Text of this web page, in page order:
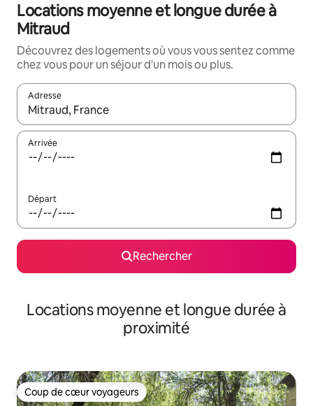
Locations moyenne et longue durée à
Mitraud
Découvrez des logements où vous vous sentez comme
chez vous pour un séjour d'un mois ou plus.
Adresse
Lorsque les résultats s'affichent, utilisez les flèches vers le
Arrivée
Départ
Rechercher
Locations moyenne et longue durée à
proximité
Coup de cœur voyageurs
Coup de cœur voyageurs